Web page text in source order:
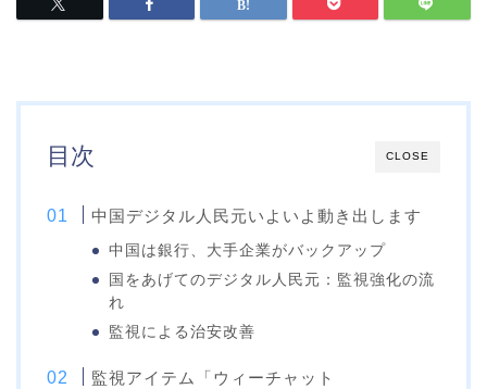
CLOSE
目次
中国デジタル人民元いよいよ動き出します
中国は銀行、大手企業がバックアップ
国をあげてのデジタル人民元：監視強化の流
れ
監視による治安改善
監視アイテム「ウィーチャット